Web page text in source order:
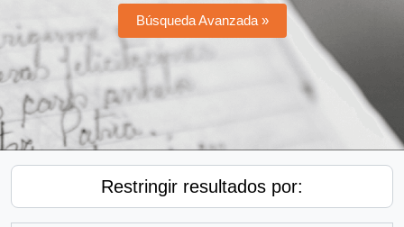
Búsqueda Avanzada »
Restringir resultados por: